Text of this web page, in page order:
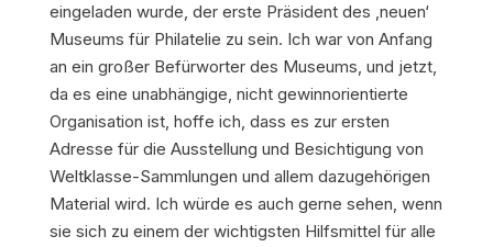
eingeladen wurde, der erste Präsident des ‚neuen‘
Museums für Philatelie zu sein. Ich war von Anfang
an ein großer Befürworter des Museums, und jetzt,
da es eine unabhängige, nicht gewinnorientierte
Organisation ist, hoffe ich, dass es zur ersten
Adresse für die Ausstellung und Besichtigung von
Weltklasse-Sammlungen und allem dazugehörigen
Material wird. Ich würde es auch gerne sehen, wenn
sie sich zu einem der wichtigsten Hilfsmittel für alle